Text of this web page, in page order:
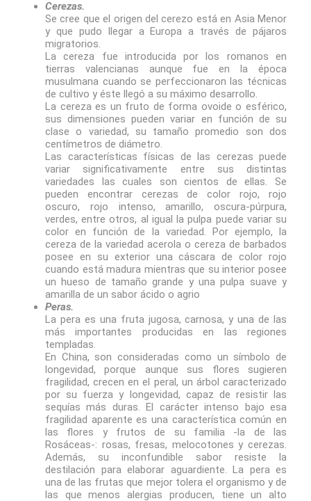
Cerezas.
Se cree que el origen del cerezo está en Asia Menor
y que pudo llegar a Europa a través de pájaros
migratorios.
La cereza fue introducida por los romanos en
tierras valencianas aunque fue en la época
musulmana cuando se perfeccionaron las técnicas
de cultivo y éste llegó a su máximo desarrollo.
La cereza es un fruto de forma ovoide o esférico,
sus dimensiones pueden variar en función de su
clase o variedad, su tamaño promedio son dos
centímetros de diámetro.
Las características físicas de las cerezas puede
variar significativamente entre sus distintas
variedades las cuales son cientos de ellas. Se
pueden encontrar cerezas de color rojo, rojo
oscuro, rojo intenso, amarillo, oscura-púrpura,
verdes, entre otros, al igual la pulpa puede variar su
color en función de la variedad. Por ejemplo, la
cereza de la variedad acerola o cereza de barbados
posee en su exterior una cáscara de color rojo
cuando está madura mientras que su interior posee
un hueso de tamaño grande y una pulpa suave y
amarilla de un sabor ácido o agrio
Peras.
La pera es una fruta jugosa, carnosa, y una de las
más importantes producidas en las regiones
templadas.
En China, son consideradas como un símbolo de
longevidad, porque aunque sus flores sugieren
fragilidad, crecen en el peral, un árbol caracterizado
por su fuerza y longevidad, capaz de resistir las
sequías más duras. El carácter intenso bajo esa
fragilidad aparente es una característica común en
las flores y frutos de su familia -la de las
Rosáceas-: rosas, fresas, melocotones y cerezas.
Además, su inconfundible sabor resiste la
destilación para elaborar aguardiente. La pera es
una de las frutas que mejor tolera el organismo y de
las que menos alergias producen, tiene un alto